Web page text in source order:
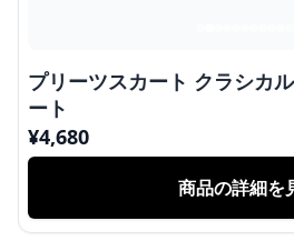
プリーツスカート クラシカ
ート
¥4,680
商品の詳細を